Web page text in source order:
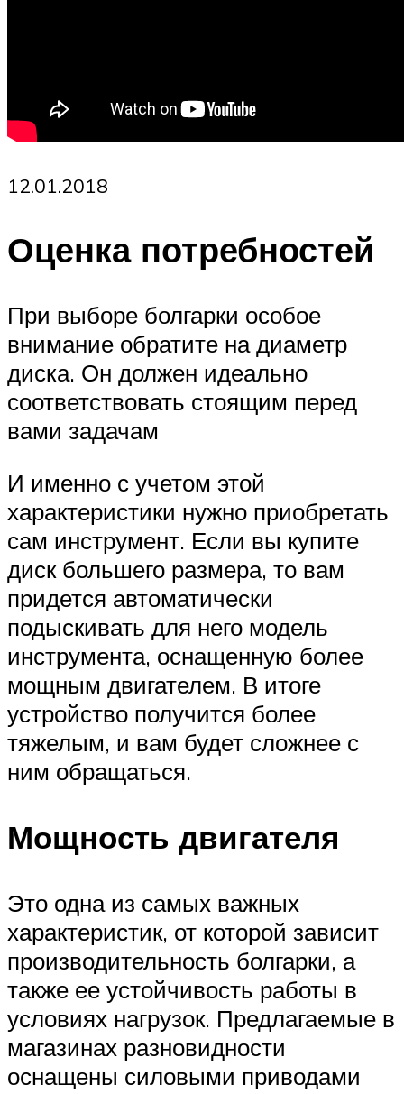
12.01.2018
Оценка потребностей
При выборе болгарки особое
внимание обратите на диаметр
диска. Он должен идеально
соответствовать стоящим перед
вами задачам
И именно с учетом этой
характеристики нужно приобретать
сам инструмент. Если вы купите
диск большего размера, то вам
придется автоматически
подыскивать для него модель
инструмента, оснащенную более
мощным двигателем. В итоге
устройство получится более
тяжелым, и вам будет сложнее с
ним обращаться.
Мощность двигателя
Это одна из самых важных
характеристик, от которой зависит
производительность болгарки, а
также ее устойчивость работы в
условиях нагрузок. Предлагаемые в
магазинах разновидности
оснащены силовыми приводами